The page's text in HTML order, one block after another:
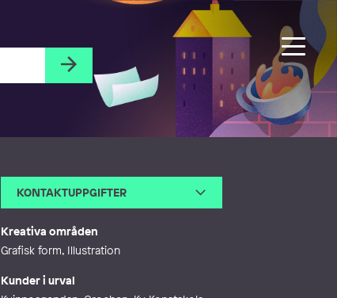
KONTAKTUPPGIFTER
Webb https://www.emehancua.com/
Kreativa områden
Grafisk form, Illustration
Kunder i urval